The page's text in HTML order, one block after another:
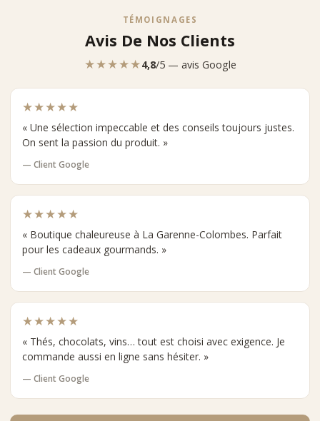
TÉMOIGNAGES
Avis De Nos Clients
★★★★★4,8/5 — avis Google
★★★★★
« Une sélection impeccable et des conseils toujours justes.
On sent la passion du produit. »
— Client Google
★★★★★
« Boutique chaleureuse à La Garenne-Colombes. Parfait
pour les cadeaux gourmands. »
— Client Google
★★★★★
« Thés, chocolats, vins… tout est choisi avec exigence. Je
commande aussi en ligne sans hésiter. »
— Client Google